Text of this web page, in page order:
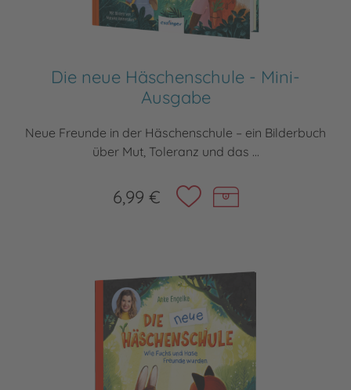
Die neue Häschenschule - Mini-
Ausgabe
Neue Freunde in der Häschenschule – ein Bilderbuch
über Mut, Toleranz und das ...
6,99 €